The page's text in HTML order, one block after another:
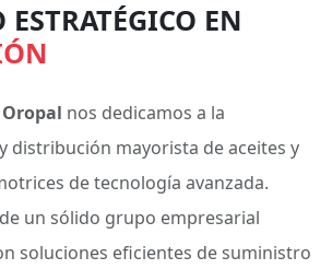
EN
nos dedicamos a la
distribución mayorista de aceites y
de tecnología avanzada.
un sólido grupo empresarial
soluciones eficientes de suministro